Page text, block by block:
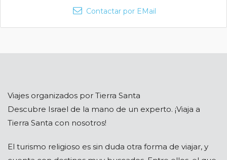
Contactar por EMail
Viajes organizados por Tierra Santa
Descubre Israel de la mano de un experto. ¡Viaja a
Tierra Santa con nosotros!
El turismo religioso es sin duda otra forma de viajar, y